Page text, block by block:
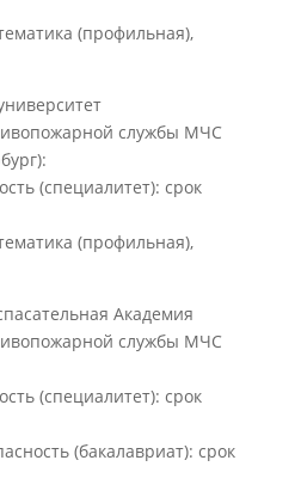
(профильная),
службы МЧС
(специалитет): срок
(профильная),
Академия
службы МЧС
(специалитет): срок
(бакалавриат): срок